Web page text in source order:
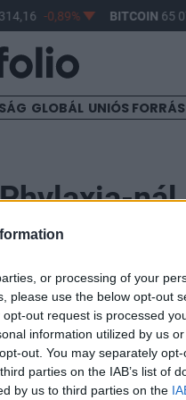
or processing of your
please use the below opt-out
out request is processed
information utilized by us
out. You may separately
parties on the IAB’s list of
by us to third parties on the
-0,89% BITCOIN65
GLOBÁL UNIÓS
nál
tart a Phylaxia. A
III. emelet.
az